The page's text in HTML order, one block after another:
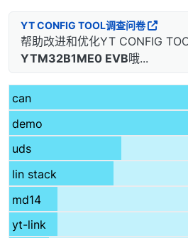
YT CONFIG TOOL调查问卷
帮助改进和优化YT CONFIG
YTM32B1ME0 EVB哦...
can
demo
uds
lin stack
md14
yt-link